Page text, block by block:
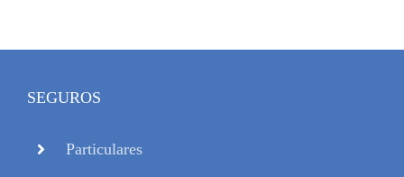
SEGUROS
Particulares